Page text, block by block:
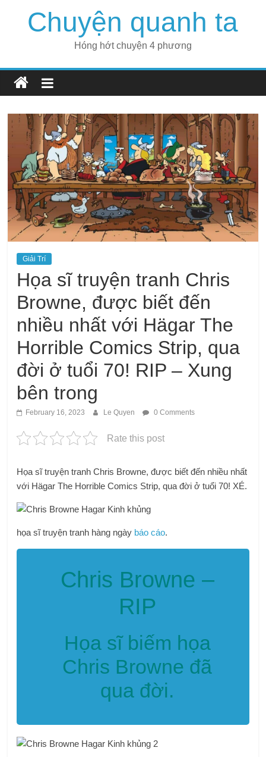
Chuyện quanh ta
Hóng hớt chuyện 4 phương
Giải Trí
Họa sĩ truyện tranh Chris
Browne, được biết đến
nhiều nhất với Hägar The
Horrible Comics Strip, qua
đời ở tuổi 70! RIP – Xung
bên trong
February 16, 2023 Le Quyen 0 Comments
Rate this post
Họa sĩ truyện tranh Chris Browne, được biết đến nhiều nhất
với Hägar The Horrible Comics Strip, qua đời ở tuổi 70! XÉ.
họa sĩ truyện tranh hàng ngày báo cáo.
Chris Browne –
RIP
Họa sĩ biếm họa
Chris Browne đã
qua đời.